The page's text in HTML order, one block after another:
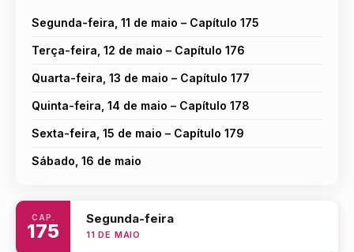
Segunda-feira, 11 de maio – Capítulo 175
Terça-feira, 12 de maio – Capítulo 176
Quarta-feira, 13 de maio – Capítulo 177
Quinta-feira, 14 de maio – Capítulo 178
Sexta-feira, 15 de maio – Capítulo 179
Sábado, 16 de maio
CAP.
175
Segunda-feira
11 DE MAIO